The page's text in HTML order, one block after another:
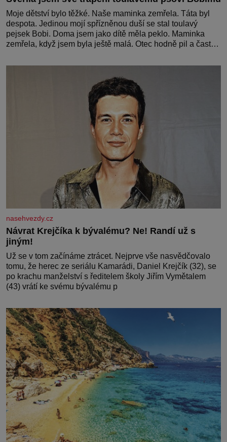
Moje dětství bylo těžké. Naše maminka zemřela. Táta byl
despota. Jedinou mojí spřízněnou duší se stal toulavý
pejsek Bobi. Doma jsem jako dítě měla peklo. Maminka
zemřela, když jsem byla ještě malá. Otec hodně pil a často
do školy u nás na vesnici. Měli mě tam rádi, protože
nasehvezdy.cz
Návrat Krejčíka k bývalému? Ne! Randí už s
jiným!
Už se v tom začínáme ztrácet. Nejprve vše nasvědčovalo
tomu, že herec ze seriálu Kamarádi, Daniel Krejčík (32), se
po krachu manželství s ředitelem školy Jiřím Vymětalem
(43) vrátí ke svému bývalému p